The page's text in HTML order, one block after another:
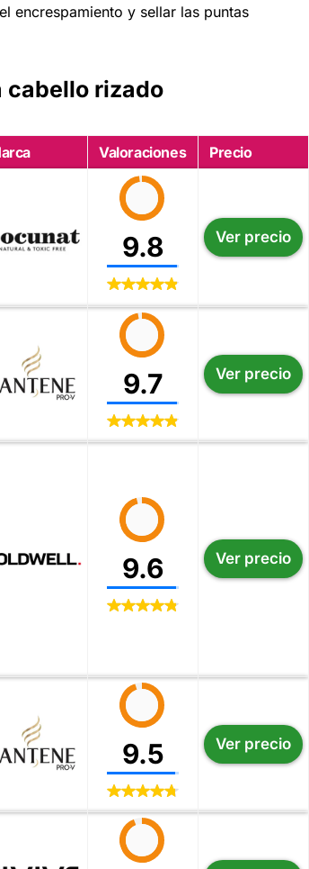
encrespamiento y sellar las puntas
cabello rizado
Valoraciones Precio
9.8 Ver precio
9.7 Ver precio
9.6 Ver precio
9.5 Ver precio